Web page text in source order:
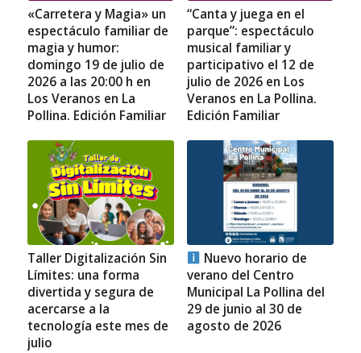
«Carretera y Magia» un
espectáculo familiar de
magia y humor:
domingo 19 de julio de
2026 a las 20:00 h en
Los Veranos en La
Pollina. Edición Familiar
“Canta y juega en el
parque”: espectáculo
musical familiar y
participativo el 12 de
julio de 2026 en Los
Veranos en La Pollina.
Edición Familiar
Taller Digitalización Sin
Límites: una forma
divertida y segura de
acercarse a la
tecnología este mes de
julio
Nuevo horario de
verano del Centro
Municipal La Pollina del
29 de junio al 30 de
agosto de 2026